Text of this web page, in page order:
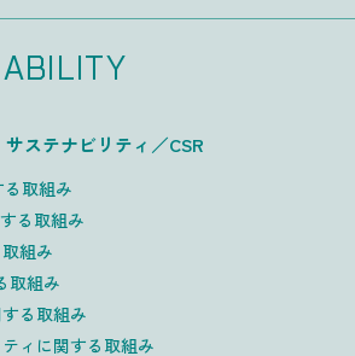
ステナビリティ／CSR
る取組み
る取組み
組み
取組み
る取組み
ィに関する取組み